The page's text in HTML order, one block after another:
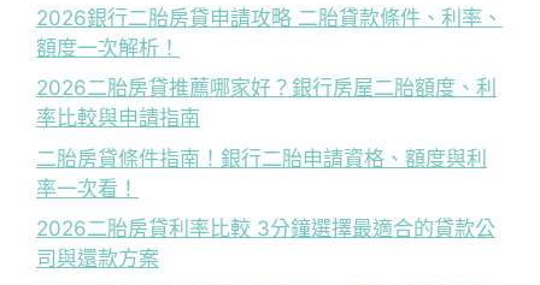
2026銀行二胎房貸申請攻略 二胎貸款條件、利率、
額度一次解析！
2026二胎房貸推薦哪家好？銀行房屋二胎額度、利
率比較與申請指南
二胎房貸條件指南！銀行二胎申請資格、額度與利
率一次看！
2026二胎房貸利率比較 3分鐘選擇最適合的貸款公
司與還款方案